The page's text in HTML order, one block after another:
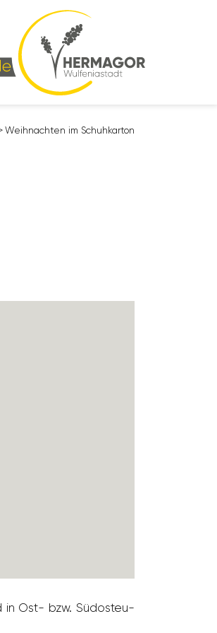
Weih­nachten im Schuh­karton
in Ost- bzw. Südost­eu­